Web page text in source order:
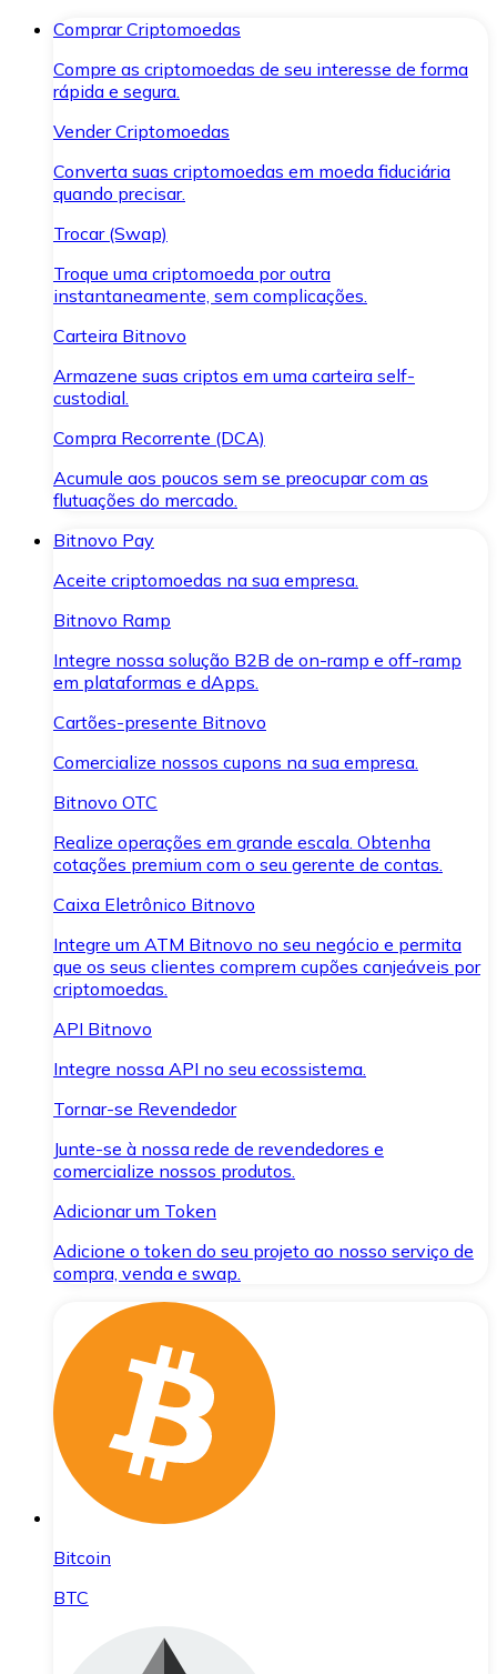
Comprar Criptomoedas
Compre as criptomoedas de seu interesse de forma
rápida e segura.
Vender Criptomoedas
Converta suas criptomoedas em moeda fiduciária
quando precisar.
Trocar (Swap)
Troque uma criptomoeda por outra
instantaneamente, sem complicações.
Carteira Bitnovo
Armazene suas criptos em uma carteira self-
custodial.
Compra Recorrente (DCA)
Acumule aos poucos sem se preocupar com as
flutuações do mercado.
Bitnovo Pay
Aceite criptomoedas na sua empresa.
Bitnovo Ramp
Integre nossa solução B2B de on-ramp e off-ramp
em plataformas e dApps.
Cartões-presente Bitnovo
Comercialize nossos cupons na sua empresa.
Bitnovo OTC
Realize operações em grande escala. Obtenha
cotações premium com o seu gerente de contas.
Caixa Eletrônico Bitnovo
Integre um ATM Bitnovo no seu negócio e permita
que os seus clientes comprem cupões canjeáveis por
criptomoedas.
API Bitnovo
Integre nossa API no seu ecossistema.
Tornar-se Revendedor
Junte-se à nossa rede de revendedores e
comercialize nossos produtos.
Adicionar um Token
Adicione o token do seu projeto ao nosso serviço de
compra, venda e swap.
Bitcoin
BTC